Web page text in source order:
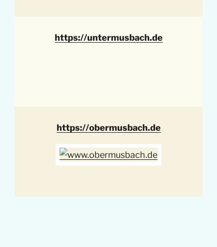
https://untermusbach.de
https://obermusbach.de